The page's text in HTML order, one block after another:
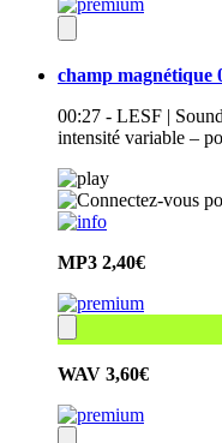
champ magnétique
00:27 - LESF |
intensité variable –
MP3 2,40€
WAV 3,60€